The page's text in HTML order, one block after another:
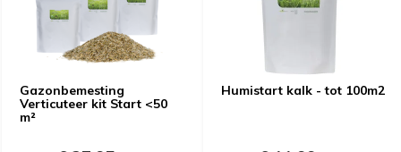
Gazonbemesting
Verticuteer kit Start <50
m²
Humistart kalk - tot 100m2